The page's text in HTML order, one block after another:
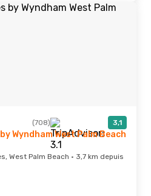
(708) 3,1
Wyndham West Palm Beach
West Palm Beach · 3,7 km depuis